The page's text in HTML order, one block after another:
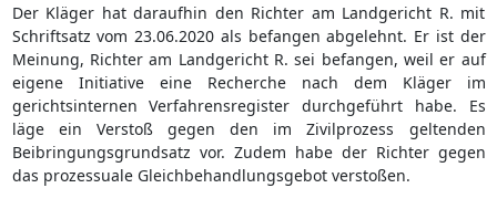
Der Kläger hat daraufhin den Richter am Landgericht R. mit
Schriftsatz vom 23.06.2020 als befangen abgelehnt. Er ist der
Meinung, Richter am Landgericht R. sei befangen, weil er auf
eigene Initiative eine Recherche nach dem Kläger im
gerichtsinternen Verfahrensregister durchgeführt habe. Es
läge ein Verstoß gegen den im Zivilprozess geltenden
Beibringungsgrundsatz vor. Zudem habe der Richter gegen
das prozessuale Gleichbehandlungsgebot verstoßen.